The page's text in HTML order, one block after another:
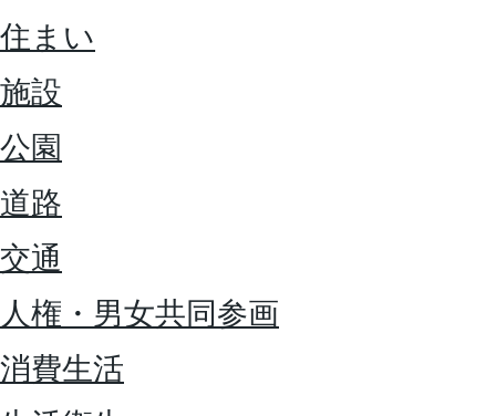
住まい
施設
公園
道路
交通
人権・男女共同参画
消費生活